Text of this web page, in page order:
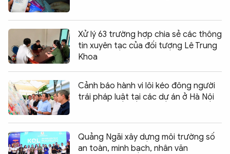
Xử lý 63 trường hợp chia sẻ các thông
tin xuyên tạc của đối tượng Lê Trung
Khoa
Cảnh báo hành vi lôi kéo đông người
trái pháp luật tại các dự án ở Hà Nội
Quảng Ngãi xây dựng môi trường số
an toàn, minh bạch, nhân văn